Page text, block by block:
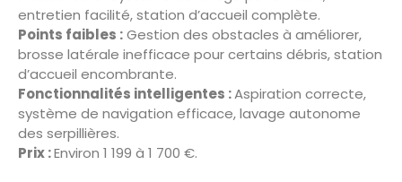
entretien facilité, station d’accueil complète.
Points faibles :Gestion des obstacles à améliorer,
brosse latérale inefficace pour certains débris, station
d’accueil encombrante.
Fonctionnalités intelligentes :Aspiration correcte,
système de navigation efficace, lavage autonome
des serpillières.
Prix :Environ 1 199 à 1 700 €.